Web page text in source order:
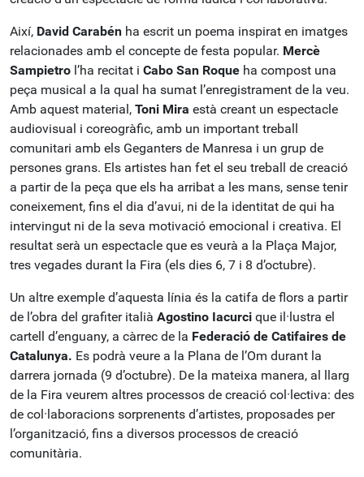
Així, David Carabén ha escrit un poema inspirat en imatges
relacionades amb el concepte de festa popular. Mercè
Sampietro l’ha recitat i Cabo San Roque ha compost una
peça musical a la qual ha sumat l’enregistrament de la veu.
Amb aquest material, Toni Mira està creant un espectacle
audiovisual i coreogràfic, amb un important treball
comunitari amb els Geganters de Manresa i un grup de
persones grans. Els artistes han fet el seu treball de creació
a partir de la peça que els ha arribat a les mans, sense tenir
coneixement, fins el dia d’avui, ni de la identitat de qui ha
intervingut ni de la seva motivació emocional i creativa. El
resultat serà un espectacle que es veurà a la Plaça Major,
tres vegades durant la Fira (els dies 6, 7 i 8 d’octubre).
Un altre exemple d’aquesta línia és la catifa de flors a partir
de l’obra del grafiter italià Agostino Iacurci que il·lustra el
cartell d’enguany, a càrrec de la Federació de Catifaires de
Catalunya. Es podrà veure a la Plana de l’Om durant la
darrera jornada (9 d’octubre). De la mateixa manera, al llarg
de la Fira veurem altres processos de creació col·lectiva: des
de col·laboracions sorprenents d’artistes, proposades per
l’organització, fins a diversos processos de creació
comunitària.